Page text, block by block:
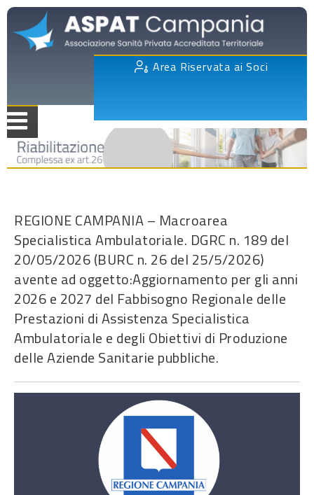
Area Riservata ai Soci
REGIONE CAMPANIA – Macroarea
Specialistica Ambulatoriale. DGRC n. 189 del
20/05/2026 (BURC n. 26 del 25/5/2026)
avente ad oggetto:Aggiornamento per gli anni
2026 e 2027 del Fabbisogno Regionale delle
Prestazioni di Assistenza Specialistica
Ambulatoriale e degli Obiettivi di Produzione
delle Aziende Sanitarie pubbliche.